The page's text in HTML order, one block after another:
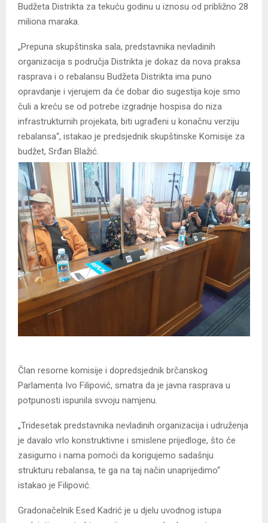
Budžeta Distrikta za tekuću godinu u iznosu od približno 28
miliona maraka.
„Prepuna skupštinska sala, predstavnika nevladinih
organizacija s područja Distrikta je dokaz da nova praksa
rasprava i o rebalansu Budžeta Distrikta ima puno
opravdanje i vjerujem da će dobar dio sugestija koje smo
čuli a kreću se od potrebe izgradnje hospisa do niza
infrastrukturnih projekata, biti ugrađeni u konačnu verziju
rebalansa“, istakao je predsjednik skupštinske Komisije za
budžet, Srđan Blažić.
Član resorne komisije i dopredsjednik brčanskog
Parlamenta Ivo Filipović, smatra da je javna rasprava u
potpunosti ispunila svvoju namjenu.
„Tridesetak predstavnika nevladinih organizacija i udruženja
je davalo vrlo konstruktivne i smislene prijedloge, što će
zasigurno i nama pomoći da korigujemo sadašnju
strukturu rebalansa, te ga na taj način unaprijedimo“
istakao je Filipović.
Gradonačelnik Esed Kadrić je u djelu uvodnog istupa